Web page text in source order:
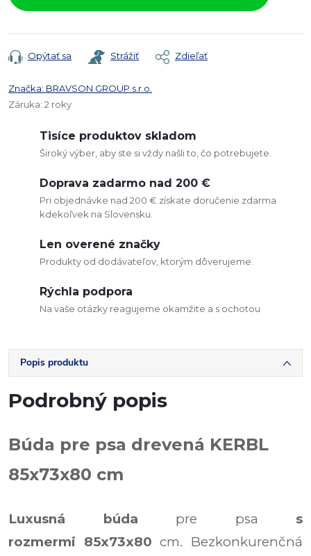
Opýtať sa Strážiť Zdieľať
Značka: BRAVSON GROUP s.r.o.
Záruka: 2 roky
Tisíce produktov skladom
Široký výber, aby ste si vždy našli to, čo potrebujete.
Doprava zadarmo nad 200 €
Pri objednávke nad 200 € získate doručenie zdarma
kdekoľvek na Slovensku.
Len overené značky
Produkty od dodávateľov, ktorým dôverujeme.
Rýchla podpora
Na vaše otázky reagujeme okamžite a s ochotou
Popis produktu
Podrobný popis
Búda pre psa drevená KERBL
85x73x80 cm
Luxusná búda pre psa s
rozmermi 85x73x80 cm. Bezkonkurenčná